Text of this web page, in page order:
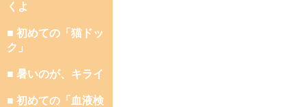
くよ
■ 初めての「猫ドッ
ク」
■ 暑いのが、キライ
■ 初めての「血液検